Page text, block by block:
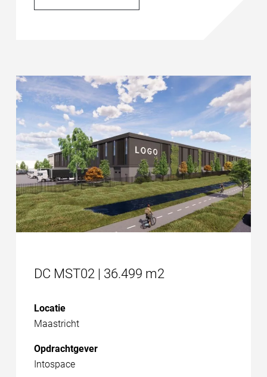
DC MST02 | 36.499 m2
Locatie
Maastricht
Opdrachtgever
Intospace